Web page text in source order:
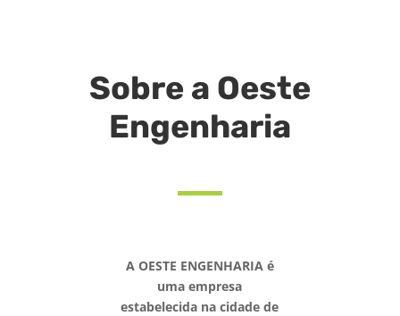
Sobre a Oeste
Engenharia
A OESTE ENGENHARIA é
uma empresa
estabelecida na cidade de